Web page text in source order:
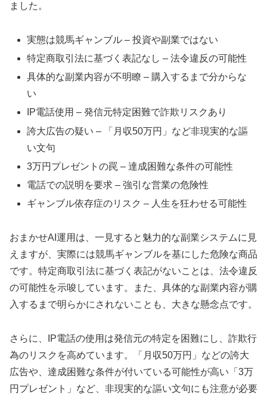
ました。
実態は競馬ギャンブル – 投資や副業ではない
特定商取引法に基づく表記なし – 法令違反の可能性
具体的な副業内容が不明瞭 – 購入するまで分からな
い
IP電話使用 – 発信元特定困難で詐欺リスクあり
誇大広告の疑い – 「月収50万円」など非現実的な謳
い文句
3万円プレゼントの罠 – 達成困難な条件の可能性
電話での説明を要求 – 強引な営業の危険性
ギャンブル依存症のリスク – 人生を狂わせる可能性
おまかせAI運用は、一見すると魅力的な副業システムに見
えますが、実際には競馬ギャンブルを基にした危険な商品
です。特定商取引法に基づく表記がないことは、法令違反
の可能性を示唆しています。また、具体的な副業内容が購
入するまで明らかにされないことも、大きな懸念点です。
さらに、IP電話の使用は発信元の特定を困難にし、詐欺行
為のリスクを高めています。「月収50万円」などの誇大
広告や、達成困難な条件が付いている可能性が高い「3万
円プレゼント」など、非現実的な謳い文句にも注意が必要